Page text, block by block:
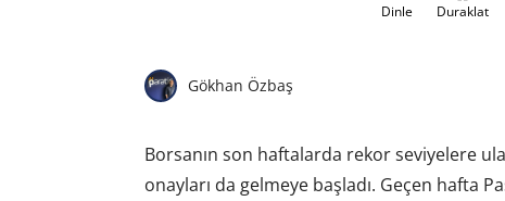
Dinle Duraklat
Gökhan Özbaş
Borsanın son haftalarda rekor seviyelere
onayları da gelmeye başladı. Geçen hafta